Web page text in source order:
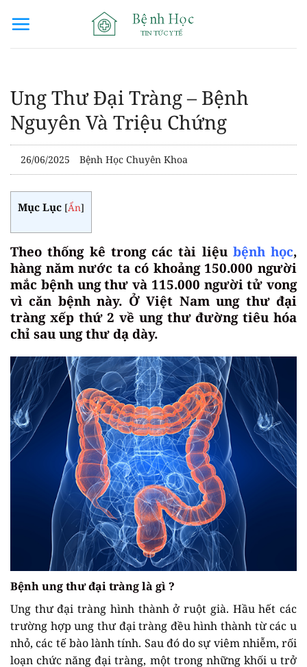
qua
Ung Thư Đại Tràng – Bệnh
Nguyên Và Triệu Chứng
26/06/2025 Bệnh Học Chuyên Khoa
Mục Lục [Ẩn]
Theo thống kê trong các tài liệu bệnh học,
hàng năm nước ta có khoảng 150.000 người
mắc bệnh ung thư và 115.000 người tử vong
vì căn bệnh này. Ở Việt Nam ung thư đại
tràng xếp thứ 2 về ung thư đường tiêu hóa
chỉ sau ung thư dạ dày.
Bệnh ung thư đại tràng là gì ?
Ung thư đại tràng hình thành ở ruột già. Hầu hết các
trường hợp ung thư đại tràng đều hình thành từ các u
nhỏ, các tế bào lành tính. Sau đó do sự viêm nhiễm, rối
loạn chức năng đại tràng, một trong những khối u trở